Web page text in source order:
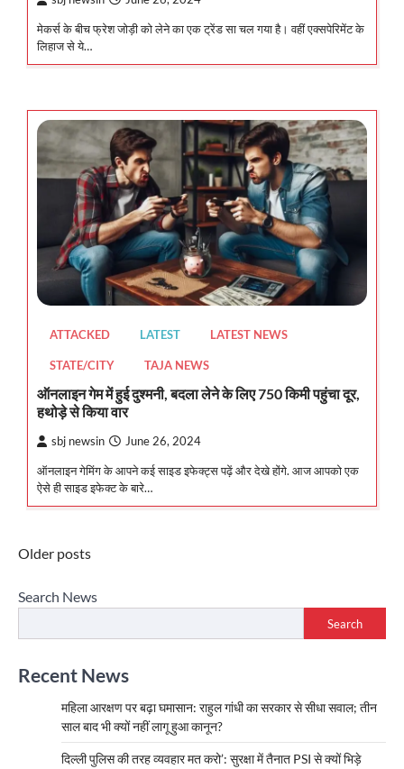
मेकर्स के बीच फ्रेश जोड़ी को लेने का एक ट्रेंड सा चल गया है। वहीं एक्सपेरिमेंट के
लिहाज से ये…
ATTACKED LATEST LATEST NEWS
STATE/CITY TAJA NEWS
ऑनलाइन गेम में हुई दुश्मनी, बदला लेने के लिए 750 किमी पहुंचा दूर,
हथोड़े से किया वार
sbj newsin June 26, 2024
ऑनलाइन गेमिंग के आपने कई साइड इफेक्ट्स पढ़ें और देखे होंगे. आज आपको एक
ऐसे ही साइड इफेक्ट के बारे…
Posts
Older posts
Search News
Search
Recent News
महिला आरक्षण पर बढ़ा घमासान: राहुल गांधी का सरकार से सीधा सवाल; तीन
साल बाद भी क्यों नहीं लागू हुआ कानून?
दिल्ली पुलिस की तरह व्यवहार मत करो’: सुरक्षा में तैनात PSI से क्यों भिड़े